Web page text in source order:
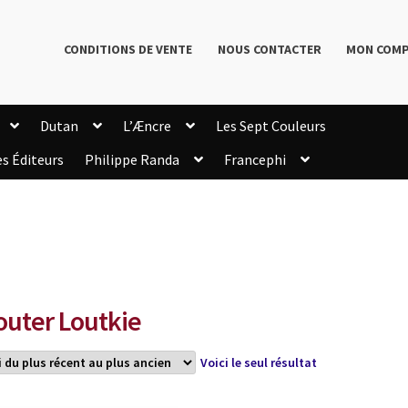
CONDITIONS DE VENTE NOUS CONTACTER MON
Dutan L’Æncre
Les Sept Couleurs
Éditeurs Philippe Randa
Francephi
Loutkie
Voici le seul résultat